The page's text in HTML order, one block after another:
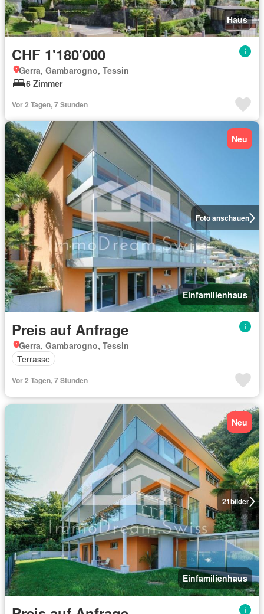
Haus
CHF 1'180'000
Gerra, Gambarogno, Tessin
6 Zimmer
Vor 2 Tagen, 7 Stunden
Foto anschauen
Neu
Einfamilienhaus
Preis auf Anfrage
Gerra, Gambarogno, Tessin
Terrasse
Vor 2 Tagen, 7 Stunden
21bilder
Neu
Einfamilienhaus